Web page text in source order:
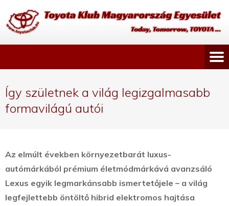
Így születnek a világ legizgalmasabb
formavilágú autói
Az elmúlt években környezetbarát luxus-
autómárkából prémium életmódmárkává avanzsáló
Lexus egyik legmarkánsabb ismertetőjele – a világ
legfejlettebb öntöltő hibrid elektromos hajtása